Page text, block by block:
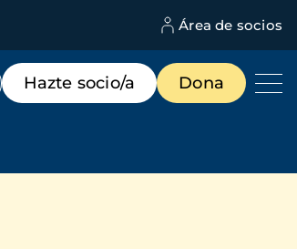
Área de socios
Menú
de
destacados
Hazte socio/a Dona